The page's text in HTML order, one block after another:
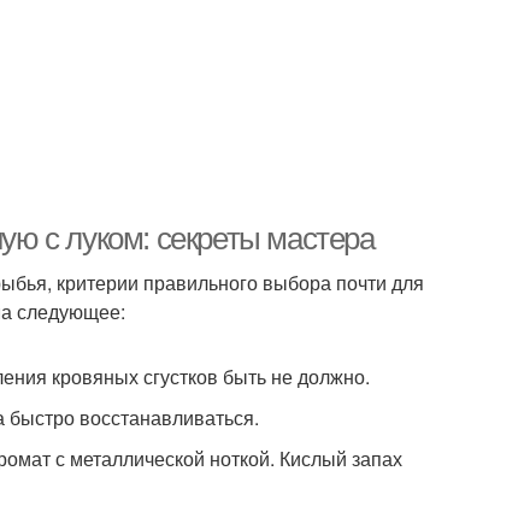
с луком: секреты мастера
критерии правильного выбора почти для
следующее:
кровяных сгустков быть не должно.
восстанавливаться.
с металлической ноткой. Кислый запах